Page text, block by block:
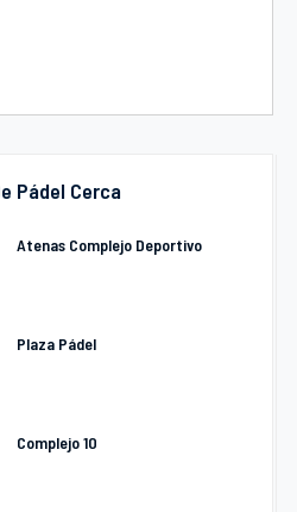
Pádel Cerca
Atenas Complejo Deportivo
Plaza Pádel
Complejo 10